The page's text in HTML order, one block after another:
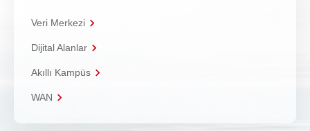
Veri Merkezi
Dijital Alanlar
Akıllı Kampüs
WAN